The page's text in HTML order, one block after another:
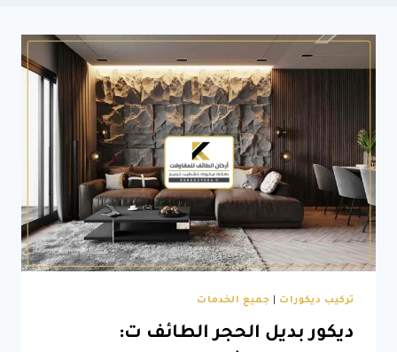
تركيب ديكورات جميع الخدمات
ديكور بديل الحجر الطائف ت: